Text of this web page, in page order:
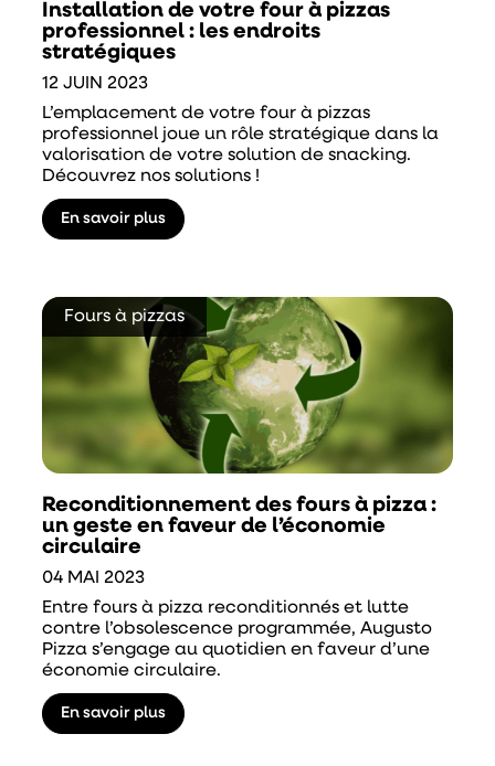
Installation de votre four à pizzas
professionnel : les endroits
stratégiques
12 JUIN 2023
L’emplacement de votre four à pizzas
professionnel joue un rôle stratégique dans la
valorisation de votre solution de snacking.
Découvrez nos solutions !
En savoir plus
Fours à pizzas
Reconditionnement des fours à pizza :
un geste en faveur de l’économie
circulaire
04 MAI 2023
Entre fours à pizza reconditionnés et lutte
contre l’obsolescence programmée, Augusto
Pizza s’engage au quotidien en faveur d’une
économie circulaire.
En savoir plus